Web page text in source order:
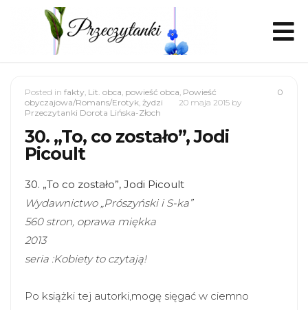
0
Posted in fakty, Lit. obca, powieść obca, Powieść
obyczajowa/Romans/Erotyk, żydzi 20 maja 2015 by
Przeczytanki Dorota Lińska-Złoch
30. „To, co zostało”, Jodi
Picoult
30. „To co zostało”, Jodi Picoult
Wydawnictwo „Prószyński i S-ka”
560 stron, oprawa miękka
2013
seria :Kobiety to czytają!
Po książki tej autorki,mogę sięgać w ciemno